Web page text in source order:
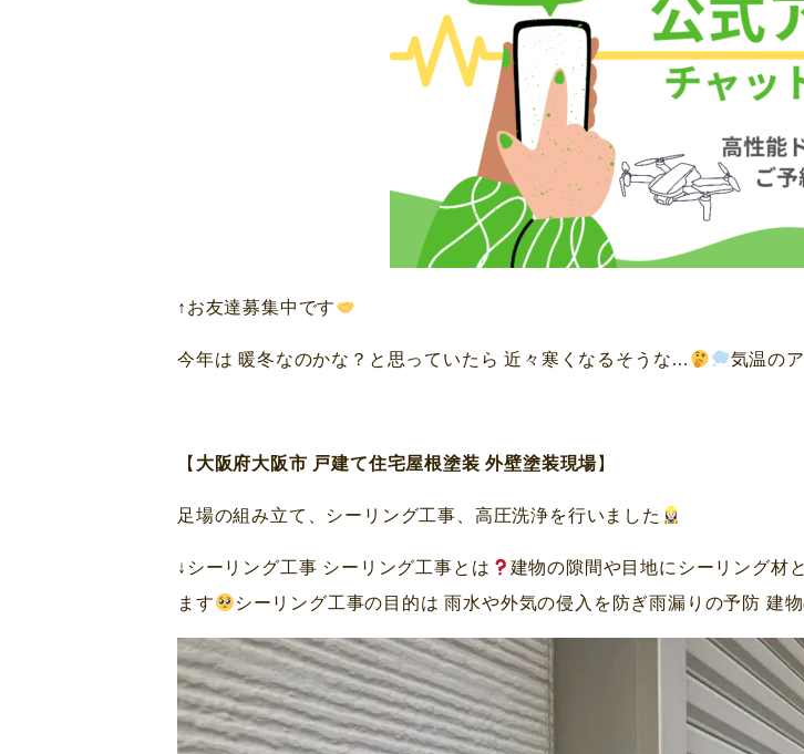
↑お友達募集中です
今年は 暖冬なのかな？と思っていたら 近々寒くなるそうな… 気温の
【 大阪府大阪市 戸建て住宅屋根塗装 外壁塗装現場】
足場の組み立て、シーリング工事、高圧洗浄を行いました
↓シーリング工事 シーリング工事とは
建物の隙間や目地にシーリング材
ます
シーリング工事の目的は 雨水や外気の侵入を防ぎ雨漏りの予防 建